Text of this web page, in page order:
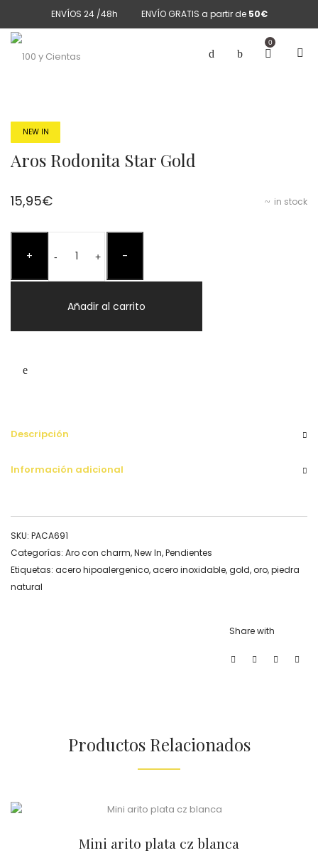
ENVÍOS 24 /48h ENVÍO GRATIS a partir de 50€
0
NEW IN
Aros Rodonita Star Gold
in stock
15,95€
+ -Rodonita
cantidad
+ -
Añadir al carrito
Descripción
Información adicional
SKU: PACA691
Categorías: Aro con charm,New In,Pendientes
Etiquetas: acero hipoalergenico,acero inoxidable,gold,oro,piedra
natural
Share with
Productos Relacionados
Mini arito plata cz blanca